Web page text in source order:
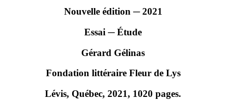
Nouvelle édition ─ 2021
Essai ─ Étude
Gérard Gélinas
Fondation littéraire Fleur de Lys
Lévis, Québec, 2021, 1020 pages.